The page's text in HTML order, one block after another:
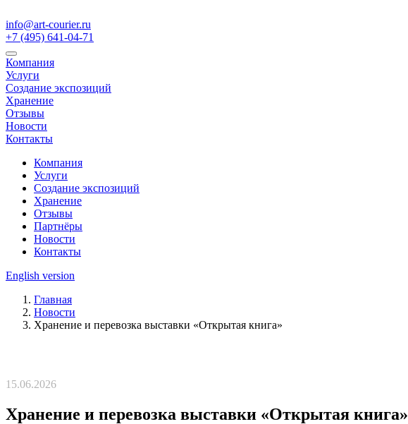
info@art-courier.ru
+7 (495) 641-04-71
Компания
Услуги
Создание экспозиций
Хранение
Отзывы
Новости
Контакты
Компания
Услуги
Создание экспозиций
Хранение
Отзывы
Партнёры
Новости
Контакты
English version
Главная
Новости
Хранение и перевозка выставки «Открытая книга»
15.06.2026
Хранение и перевозка выставки «Открытая книга»